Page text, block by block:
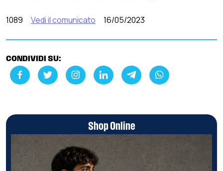
1089 Vedi il comunicato 16/05/2023
CONDIVIDI SU:
Shop Online